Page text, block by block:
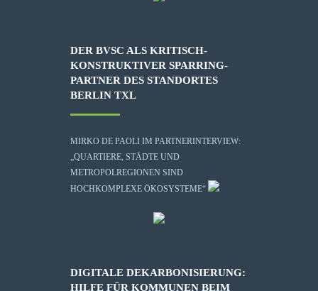
DER BVSC ALS KRITISCH-
KONSTRUKTIVER SPARRING-
PARTNER DES STANDORTES
BERLIN TXL
MIRKO DE PAOLI IM PARTNERINTERVIEW:
„QUARTIERE, STÄDTE UND
METROPOLREGIONEN SIND
HOCHKOMPLEXE ÖKOSYSTEME“
DIGITALE DEKARBONISIERUNG:
HILFE FÜR KOMMUNEN BEIM